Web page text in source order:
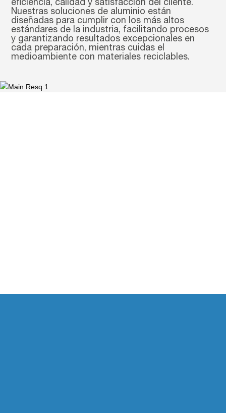
Nuestras soluciones de aluminio están
diseñadas para cumplir con los más altos
estándares de la industria, facilitando procesos
y garantizando resultados excepcionales en
cada preparación, mientras cuidas el
medioambiente con materiales reciclables.